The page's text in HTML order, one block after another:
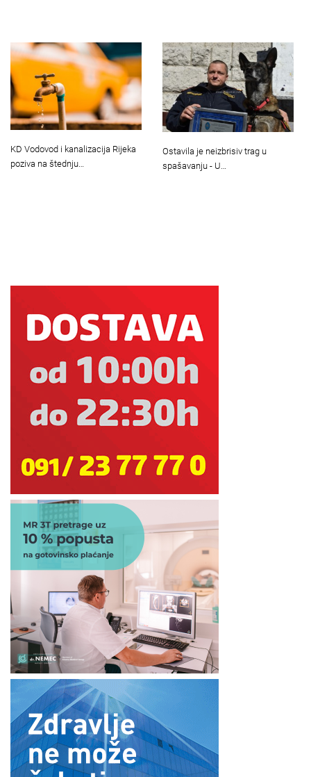
KD Vodovod i kanalizacija Rijeka
poziva na štednju…
Ostavila je neizbrisiv trag u
spašavanju - U…